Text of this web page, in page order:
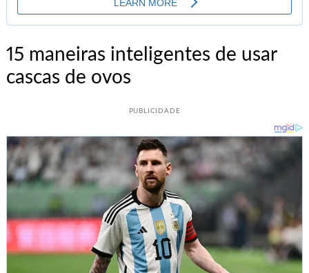
15 maneiras inteligentes de usar
cascas de ovos
PUBLICIDADE